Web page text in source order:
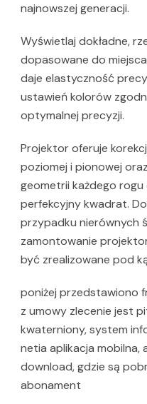
najnowszej generacji.
Wyświetlaj dokładne,
dopasowane do
daje elastyczność
ustawień kolorów
optymalnej precyzji.
Projektor oferuje
poziomej i pionowej
geometrii każdego
perfekcyjny kwadrat.
przypadku nierównych
zamontowanie
być zrealizowane pod
poniżej przedstawiono
z umowy zlecenie jest
kwaterniony, system
netia aplikacja
download, gdzie są
abonament